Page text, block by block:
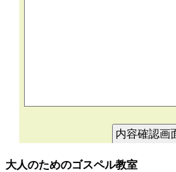
大人のためのゴスペル教室